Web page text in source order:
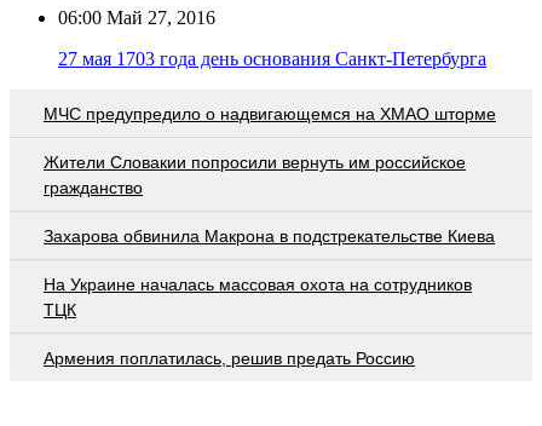
06:00 Май 27, 2016
27 мая 1703 года день основания Санкт-Петербурга
МЧС предупредило о надвигающемся на ХМАО шторме
Жители Словакии попросили вернуть им российское
гражданство
Захарова обвинила Макрона в подстрекательстве Киева
На Украине началась массовая охота на сотрудников
ТЦК
Армения поплатилась, решив предать Россию